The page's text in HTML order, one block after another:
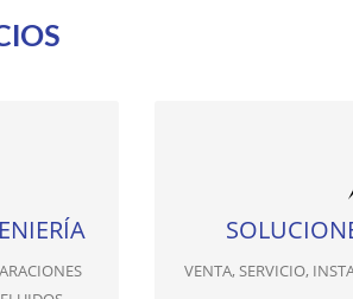
VENTA, SERVICIO,